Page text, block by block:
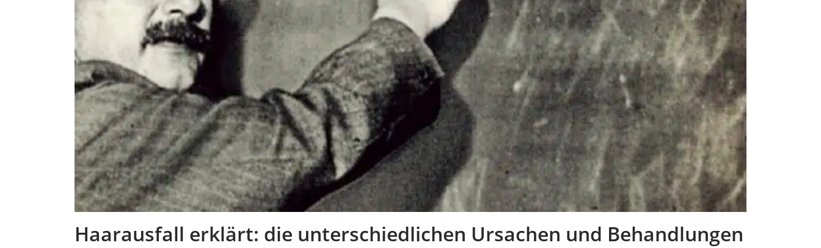
Haarausfall erklärt: die unterschiedlichen Ursachen und Behandlungen